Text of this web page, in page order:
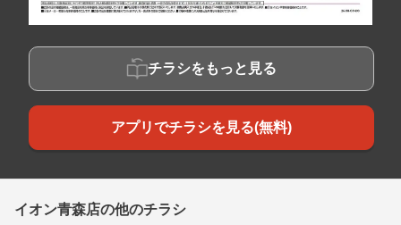
チラシをもっと見る
アプリでチラシを見る(無料)
イオン青森店の他のチラシ